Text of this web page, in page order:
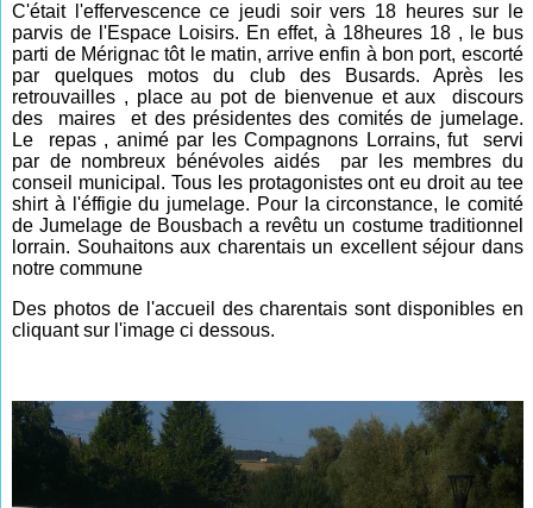
C'était l'effervescence ce jeudi soir vers 18 heures sur le
parvis de l'Espace Loisirs. En effet, à 18heures 18 , le bus
parti de Mérignac tôt le matin, arrive enfin à bon port, escorté
par quelques motos du club des Busards. Après les
retrouvailles , place au pot de bienvenue et aux discours
des maires et des présidentes des comités de jumelage.
Le repas , animé par les Compagnons Lorrains, fut servi
par de nombreux bénévoles aidés par les membres du
conseil municipal. Tous les protagonistes ont eu droit au tee
shirt à l'éffigie du jumelage. Pour la circonstance, le comité
de Jumelage de Bousbach a revêtu un costume traditionnel
lorrain. Souhaitons aux charentais un excellent séjour dans
notre commune
Des photos de l'accueil des charentais sont disponibles en
cliquant sur l'image ci dessous.